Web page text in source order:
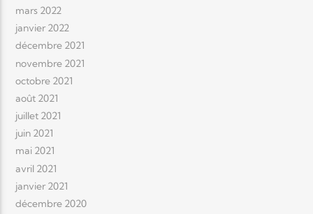
mars 2022
janvier 2022
décembre 2021
novembre 2021
octobre 2021
août 2021
juillet 2021
juin 2021
mai 2021
avril 2021
janvier 2021
décembre 2020